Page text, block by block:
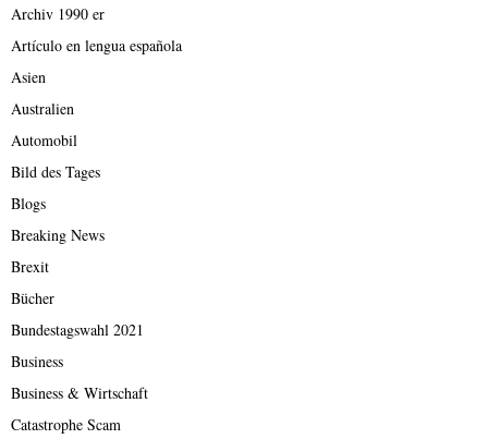
Archiv 1990 er
Artículo en lengua española
Asien
Australien
Automobil
Bild des Tages
Blogs
Breaking News
Brexit
Bücher
Bundestagswahl 2021
Business
Business & Wirtschaft
Catastrophe Scam